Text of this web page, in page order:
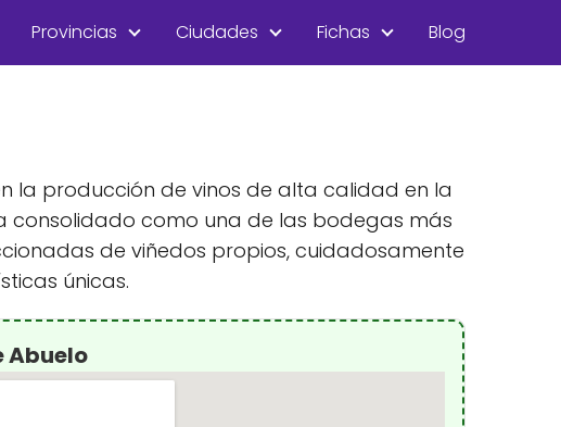
Provincias Ciudades Fichas Blog
la producción de vinos de alta calidad en la
consolidado como una de las bodegas más
de viñedos propios, cuidadosamente
únicas.
Abuelo